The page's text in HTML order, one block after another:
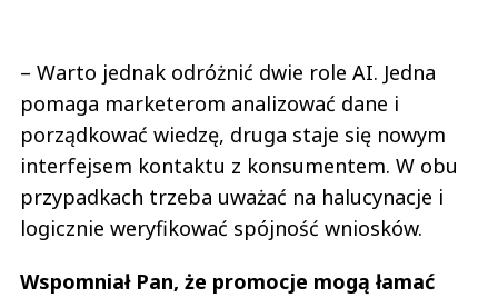
– Warto jednak odróżnić dwie role AI. Jedna
pomaga marketerom analizować dane i
porządkować wiedzę, druga staje się nowym
interfejsem kontaktu z konsumentem. W obu
przypadkach trzeba uważać na halucynacje i
logicznie weryfikować spójność wniosków.
Wspomniał Pan, że promocje mogą łamać